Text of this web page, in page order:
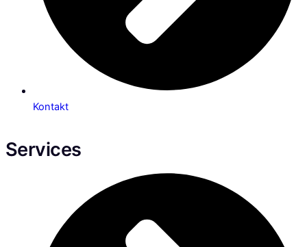
Kontakt
Services